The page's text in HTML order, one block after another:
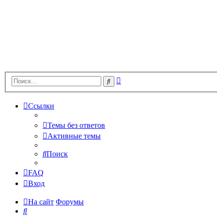
Поиск
Ссылки
Темы без ответов
Активные темы
Поиск
FAQ
Вход
На сайт Форумы
Поиск